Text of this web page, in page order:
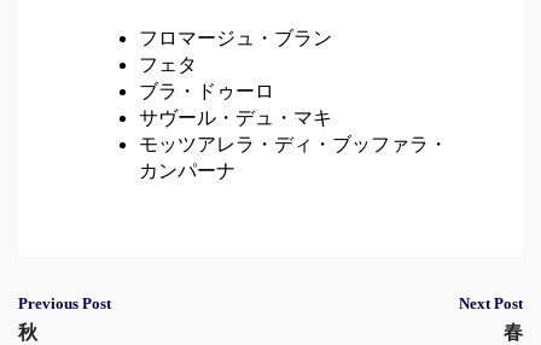
フロマージュ・ブラン
フェタ
ブラ・ドゥーロ
サヴール・デュ・マキ
モッツアレラ・ディ・ブッファラ・
カンパーナ
Post
Previous Post
秋
Next Post
春